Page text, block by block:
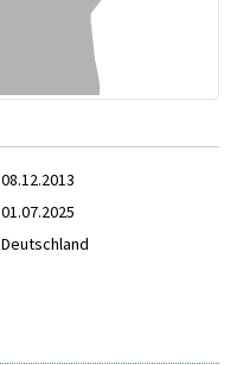
08.12.2013
01.07.2025
Deutschland